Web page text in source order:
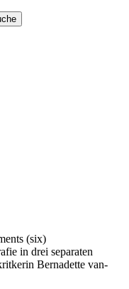
(six)
in drei separaten
Bernadette van-